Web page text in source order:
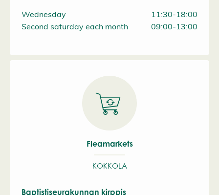
Wednesday
11:30-18:00
Second saturday each month
09:00-13:00
Fleamarkets
KOKKOLA
Baptistiseurakunnan kirppis